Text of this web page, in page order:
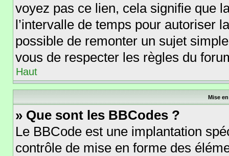
voyez pas ce lien, cela signifie que
l’intervalle de temps pour autoriser
possible de remonter un sujet
vous de respecter les règles du
Haut
Mise
» Que sont les BBCodes ?
Le BBCode est une implantation
contrôle de mise en forme des